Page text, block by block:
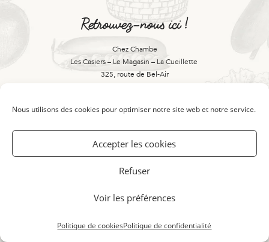
Nous utilisons des cookies pour optimiser notre site web et notre service.
Accepter les cookies
Refuser
Voir les préférences
Politique de cookiesPolitique de confidentialité
Retrouvez-nous ici !
Chez Chambe
Les Casiers – Le Magasin – La Cueillette
325, route de Bel-Air
Contactez-nous là !
bienvenue@chezchambe.fr